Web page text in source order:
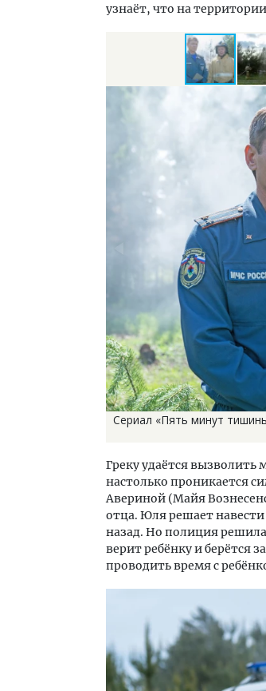
узнаёт, что на
Сериал «Пять минут
Греку удаётся вызволить
настолько проникается
Авериной (Майя
отца. Юля решает
назад. Но полиция
верит ребёнку и берётся
проводить время с